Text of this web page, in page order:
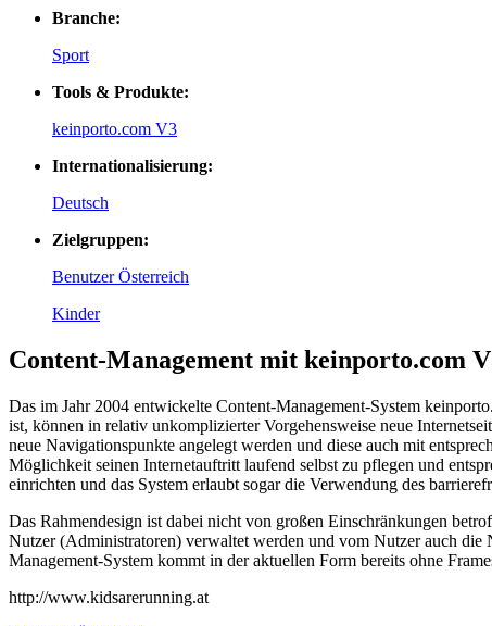
Branche:
Sport
Tools & Produkte:
keinporto.com V3
Internationalisierung:
Deutsch
Zielgruppen:
Benutzer Österreich
Kinder
Content-Management mit keinporto.com
Das im Jahr 2004 entwickelte Content-Management-System
ist, können in relativ unkomplizierter Vorgehensweise neue
neue Navigationspunkte angelegt werden und diese auch mit
Möglichkeit seinen Internetauftritt laufend selbst zu pflegen und
einrichten und das System erlaubt sogar die Verwendung des
Das Rahmendesign ist dabei nicht von großen Einschränkungen
Nutzer (Administratoren) verwaltet werden und vom Nutzer auch die
Management-System kommt in der aktuellen Form bereits ohne
http://www.kidsarerunning.at